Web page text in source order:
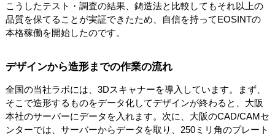
こうしたテスト・調査の結果、鋳造法と比較してもそれ以上の
品質を保てることが実証できたため、自信を持ってEOSINTの
本格稼働を開始したのです。
デザインから造形までの作業の流れ
全国の当社ラボには、3Dスキャナーを導入しています。まず、
そこで造形するものをデータ化してデザインが終わると、大阪
本社のサーバーにデータを入れます。次に、大阪のCAD/CAMセ
ンターでは、サーバーからデータを取り、250ミリ角のプレート